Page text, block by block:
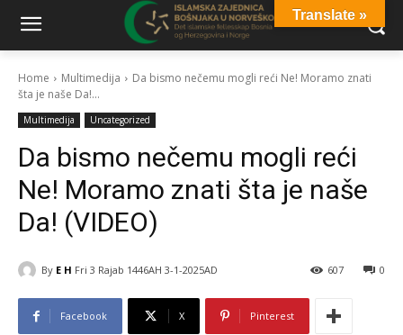
Home Multimedija
Da bismo nečemu mogli reći Ne! Moramo znati
šta je naše Da!...
Multimedija Uncategorized
Da bismo nečemu mogli reći
Ne! Moramo znati šta je naše
Da! (VIDEO)
By E H Fri 3 Rajab 1446AH 3-1-2025AD 0
607
Facebook X Pinterest
Translate »